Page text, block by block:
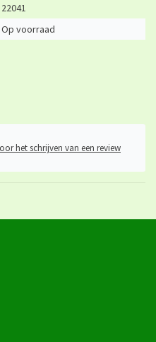
22041
Op voorraad
het schrijven van een review